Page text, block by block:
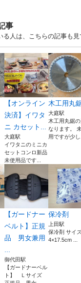
事
人は、こちらの記事も見
【オンライン
決済】イワタ
ニ カセット...
大庭駅
イワタニのミニカ
セットコンロ新品
未使用品です...
木工用丸
大庭駅
木工用丸鋸
なります。
用ですが少し
【ガードナー
ベルト】正規
品 男女兼用
御代田駅
【ガードナーベル
ト】 Ｌサイズ
保冷剤
上田駅
保冷剤 サイ
4×17.5cm ...